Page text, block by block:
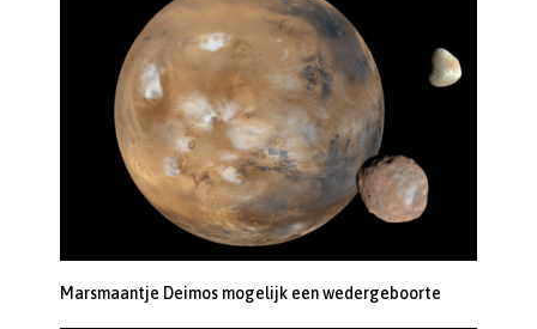
Marsmaantje Deimos mogelijk een wedergeboorte